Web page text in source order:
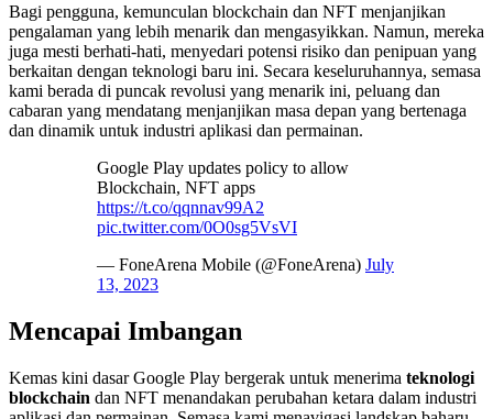
Bagi pengguna, kemunculan blockchain dan NFT menjanjikan
pengalaman yang lebih menarik dan mengasyikkan. Namun, mereka
juga mesti berhati-hati, menyedari potensi risiko dan penipuan yang
berkaitan dengan teknologi baru ini. Secara keseluruhannya, semasa
kami berada di puncak revolusi yang menarik ini, peluang dan
cabaran yang mendatang menjanjikan masa depan yang bertenaga
dan dinamik untuk industri aplikasi dan permainan.
Google Play updates policy to allow
Blockchain, NFT apps
https://t.co/qqnnav99A2
pic.twitter.com/0O0sg5VsVI
— FoneArena Mobile (@FoneArena) July
13, 2023
Mencapai Imbangan
Kemas kini dasar Google Play bergerak untuk menerima teknologi
blockchain dan NFT menandakan perubahan ketara dalam industri